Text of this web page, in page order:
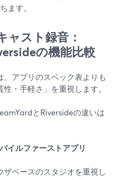
ます。
ャスト録音：
の機能比較
アプリのスペック表よりも
・手軽さ」を重視します。
とRiversideの違いは
イルファーストアプリ
ベースのスタジオを重視し